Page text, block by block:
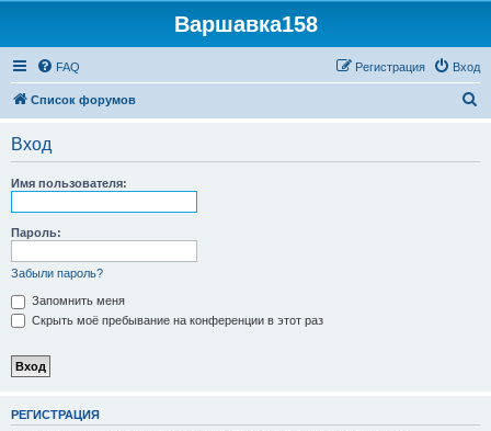
Варшавка158
FAQ Вход
Регистрация
Список форумов
Вход
Имя пользователя:
Пароль:
Забыли пароль?
Запомнить меня
Скрыть моё пребывание на конференции в этот раз
РЕГИСТРАЦИЯ